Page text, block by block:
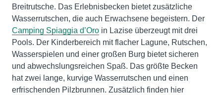
Breitrutsche. Das Erlebnisbecken bietet zusätzliche
Wasserrutschen, die auch Erwachsene begeistern. Der
Camping Spiaggia d’Oro in Lazise überzeugt mit drei
Pools. Der Kinderbereich mit flacher Lagune, Rutschen,
Wasserspielen und einer großen Burg bietet sicheren
und abwechslungsreichen Spaß. Das größte Becken
hat zwei lange, kurvige Wasserrutschen und einen
erfrischenden Pilzbrunnen. Zusätzlich finden hier